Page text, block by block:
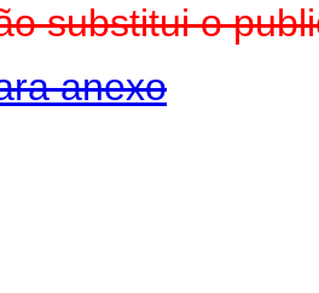
substitui o
anexo